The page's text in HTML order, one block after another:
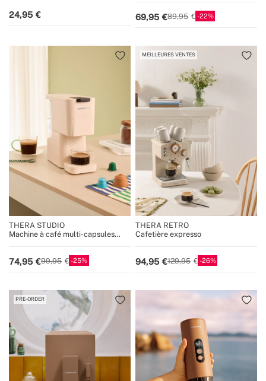
24,95 69,95 89,95 22
THERA STUDIO
Machine à café multi-capsules
74,95 99,95 25
MEILLEURES VENTES
THERA RETRO
Cafetière expresso
94,95 129,95 26
PRE-ORDER